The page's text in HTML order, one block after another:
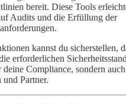
bereit. Diese Tools
Audits und die Erfüllung der
kannst du sicherstellen,
erforderlichen
Compliance, sondern
Partner.